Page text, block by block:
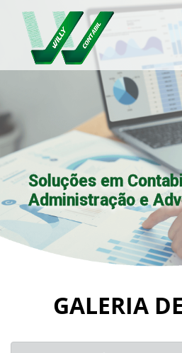
Soluções em
Administração e
GALERIA